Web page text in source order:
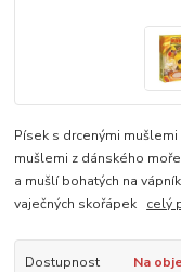
Písek s drcenými
mušlemi z dánského
a mušlí bohatých na
vaječných skořápek celý
Dostupnost Na